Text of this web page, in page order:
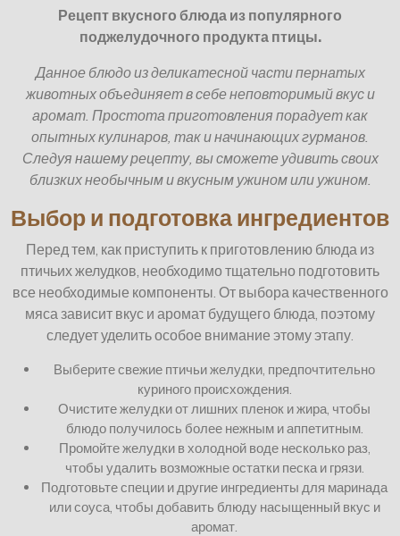
Рецепт вкусного блюда из популярного
поджелудочного продукта птицы.
Данное блюдо из деликатесной части пернатых
животных объединяет в себе неповторимый вкус и
аромат. Простота приготовления порадует как
опытных кулинаров, так и начинающих гурманов.
Следуя нашему рецепту, вы сможете удивить своих
близких необычным и вкусным ужином или ужином.
Выбор и подготовка ингредиентов
Перед тем, как приступить к приготовлению блюда из
птичьих желудков, необходимо тщательно подготовить
все необходимые компоненты. От выбора качественного
мяса зависит вкус и аромат будущего блюда, поэтому
следует уделить особое внимание этому этапу.
Выберите свежие птичьи желудки, предпочтительно
куриного происхождения.
Очистите желудки от лишних пленок и жира, чтобы
блюдо получилось более нежным и аппетитным.
Промойте желудки в холодной воде несколько раз,
чтобы удалить возможные остатки песка и грязи.
Подготовьте специи и другие ингредиенты для маринада
или соуса, чтобы добавить блюду насыщенный вкус и
аромат.